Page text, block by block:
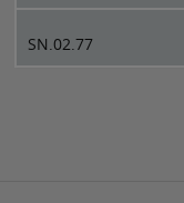
SN.02.77